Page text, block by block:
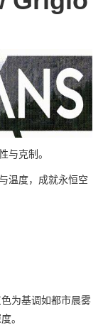
与克制。
温度，成就永恒空
为基调如都市晨雾
。